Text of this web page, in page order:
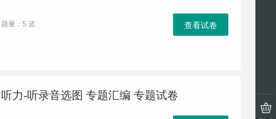
题量：5 道 查看试卷
听力-听录音选图 专题汇编 专题试卷